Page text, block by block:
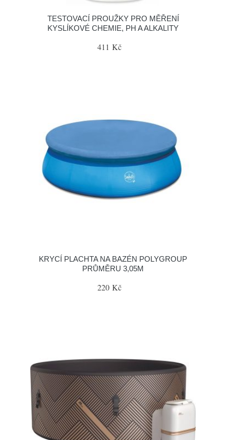
TESTOVACÍ PROUŽKY PRO MĚŘENÍ
KYSLÍKOVÉ CHEMIE, PH A ALKALITY
411 Kč
KRYCÍ PLACHTA NA BAZÉN POLYGROUP
PRŮMĚRU 3,05M
220 Kč